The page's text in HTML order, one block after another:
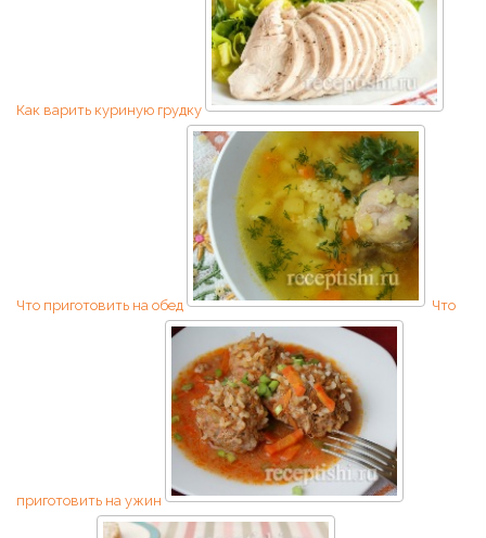
Как варить куриную грудку
Что приготовить на обед Что
приготовить на ужин